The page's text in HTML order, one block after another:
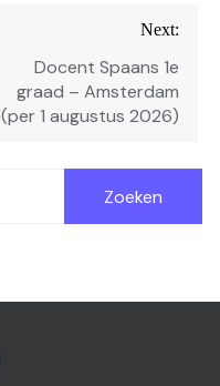
Next:
Docent Spaans 1e
graad – Amsterdam
(per 1 augustus 2026)